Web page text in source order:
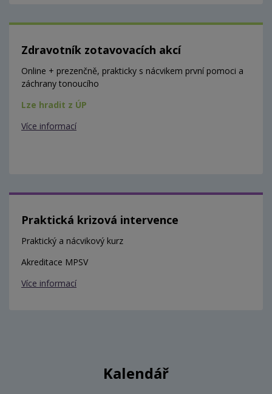
Zdravotník zotavovacích akcí
Online + prezenčně, prakticky s nácvikem první pomoci a
záchrany tonoucího
Lze hradit z ÚP
Více informací
Praktická krizová intervence
Praktický a nácvikový kurz
Akreditace MPSV
Více informací
Kalendář